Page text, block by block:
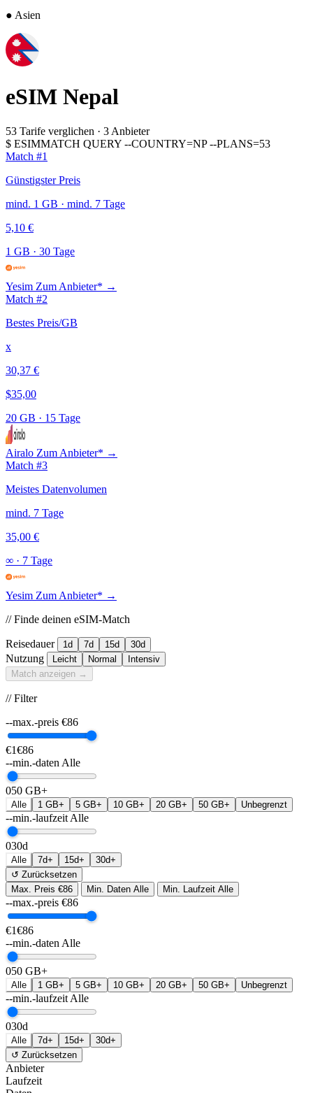
● Asien
eSIM Nepal
53 Tarife verglichen · 3 Anbieter
$ ESIMMATCH QUERY --COUNTRY=NP --PLANS=53
Match #1
Günstigster Preis
mind. 1 GB · mind. 7 Tage
5,10 €
1 GB · 30 Tage
Yesim Zum Anbieter* →
Match #2
Bestes Preis/GB
x
30,37 €
$35,00
20 GB · 15 Tage
Airalo Zum Anbieter* →
Match #3
Meistes Datenvolumen
mind. 7 Tage
35,00 €
∞ · 7 Tage
Yesim Zum Anbieter* →
// Finde deinen eSIM-Match
Reisedauer 1d 7d 15d 30d
Nutzung Leicht Normal
Intensiv
Match anzeigen →
// Filter
--max.-preis €86
€1€86
--min.-daten Alle
050 GB+
Alle 1 GB+ 5 GB+ 10 GB+ 20 GB+ 50 GB+ Unbegrenzt
--min.-laufzeit Alle
030d
Alle 7d+ 15d+
30d+
↺ Zurücksetzen
Max. Preis €86 Min. Daten Alle Min. Laufzeit Alle
--max.-preis €86
€1€86
--min.-daten Alle
050 GB+
Alle 1 GB+ 5 GB+ 10 GB+ 20 GB+ 50 GB+ Unbegrenzt
--min.-laufzeit Alle
030d
Alle 7d+ 15d+
30d+
↺ Zurücksetzen
Anbieter
Laufzeit